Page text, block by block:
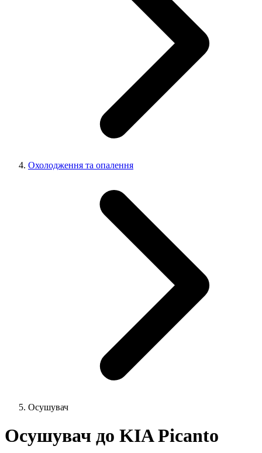
Охолодження та опалення
Осушувач
Осушувач до KIA Picanto